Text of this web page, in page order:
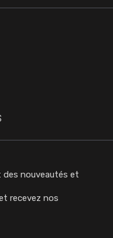
des nouveautés et
recevez nos